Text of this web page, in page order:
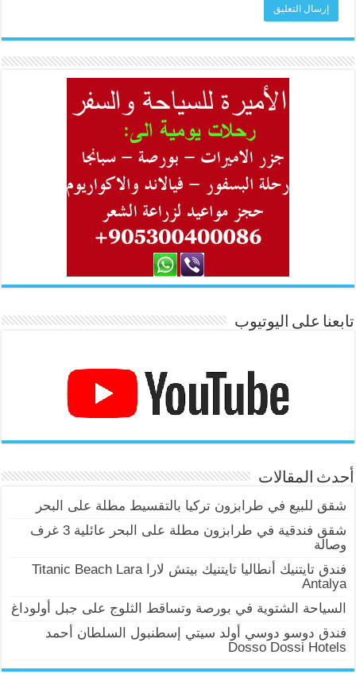
تابعنا على اليوتيوب
أحدث المقالات
شقق للبيع في طرابزون تركيا بالتقسيط مطلة على البحر
شقق فندقية في طرابزون مطلة على البحر عائلية 3 غرف
وصالة
فندق تايتنيك أنطاليا تايتنيك بيتش لارا Titanic Beach Lara
Antalya
السياحة الشتوية في بورصة وتساقط الثلوج على جبل أولوداغ
فندق دوسو دوسي أولد سيتي إسطنبول السلطان أحمد
Dosso Dossi Hotels